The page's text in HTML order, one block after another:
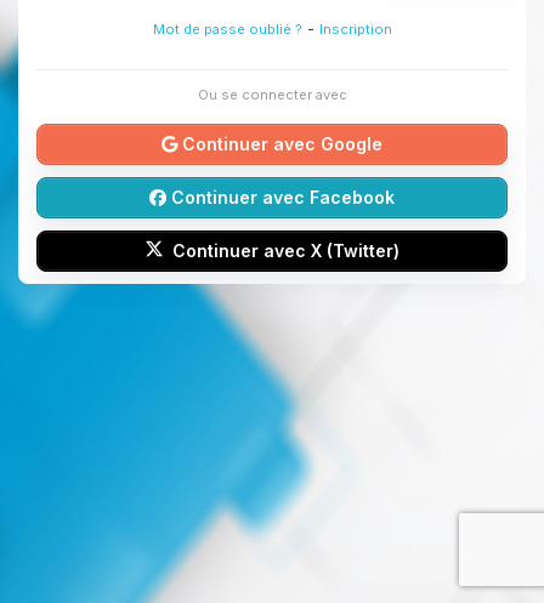
Mot de passe oublié ? - Inscription
Ou se connecter avec
Continuer avec Google
Continuer avec Facebook
Continuer avec X (Twitter)